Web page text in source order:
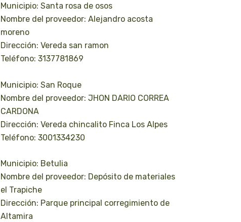
Municipio: Santa rosa de osos
Nombre del proveedor: Alejandro acosta
moreno
Dirección: Vereda san ramon
Teléfono: 3137781869
Municipio: San Roque
Nombre del proveedor: JHON DARIO CORREA
CARDONA
Dirección: Vereda chincalito Finca Los Alpes
Teléfono: 3001334230
Municipio: Betulia
Nombre del proveedor: Depósito de materiales
el Trapiche
Dirección: Parque principal corregimiento de
Altamira